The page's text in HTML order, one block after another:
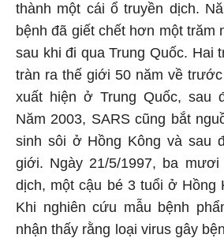
thành một cái ổ truyền dịch.
bệnh đã giết chết hơn một
sau khi đi qua Trung Quốc. Hai
tràn ra thế giới 50 năm về
xuất hiện ở Trung Quốc, sau
Năm 2003, SARS cũng bắt
sinh sôi ở Hồng Kông và sau
giới. Ngày 21/5/1997, ba
dịch, một cậu bé 3 tuổi ở Hồng
Khi nghiên cứu mẫu bệnh
nhận thấy rằng loại virus gây